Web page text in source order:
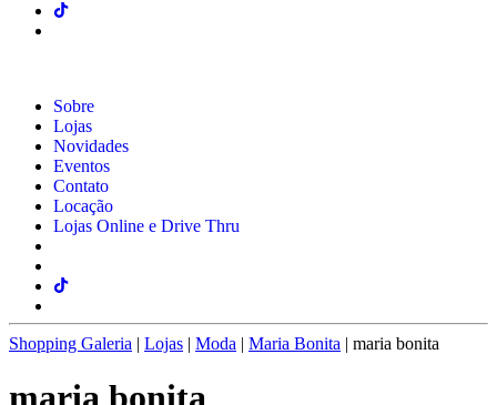
Sobre
Lojas
Novidades
Eventos
Contato
Locação
Lojas Online e Drive Thru
Shopping Galeria | Lojas | Moda | Maria Bonita | maria bonita